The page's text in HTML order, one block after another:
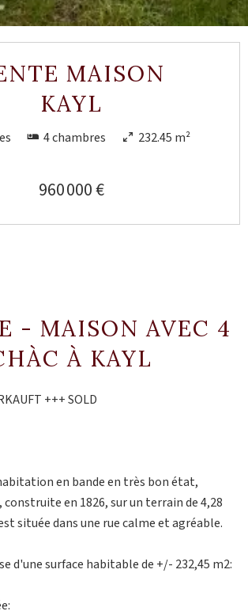
MAISON
KAYL
4 chambres 232.45 m²
960 000 €
- MAISON AVEC 4
À KAYL
+++ SOLD
en bande en très bon état,
construite en 1826, sur un terrain de 4,28
située dans une rue calme et agréable.
d'une surface habitable de +/- 232,45 m2: